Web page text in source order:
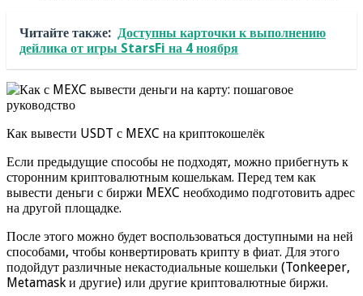
Читайте также: Доступны карточки к выполнению
дейлика от игры StarsFi на 4 ноября
Как вывести USDT с MEXC на криптокошелёк
Если предыдущие способы не подходят, можно прибегнуть к
сторонним криптовалютным кошелькам. Перед тем как
вывести деньги с биржи MEXC необходимо подготовить адрес
на другой площадке.
После этого можно будет воспользоваться доступными на ней
способами, чтобы конвертировать крипту в фиат. Для этого
подойдут различные некастодиальные кошельки (Tonkeeper,
Metamask и другие) или другие криптовалютные биржи.